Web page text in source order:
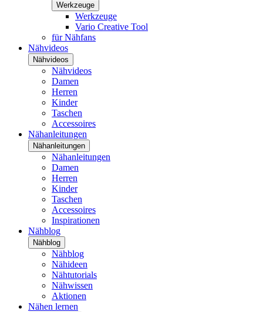
Werkzeuge
Werkzeuge
Vario Creative Tool
für Nähfans
Nähvideos
Nähvideos
Nähvideos
Damen
Herren
Kinder
Taschen
Accessoires
Nähanleitungen
Nähanleitungen
Nähanleitungen
Damen
Herren
Kinder
Taschen
Accessoires
Inspirationen
Nähblog
Nähblog
Nähblog
Nähideen
Nähtutorials
Nähwissen
Aktionen
Nähen lernen